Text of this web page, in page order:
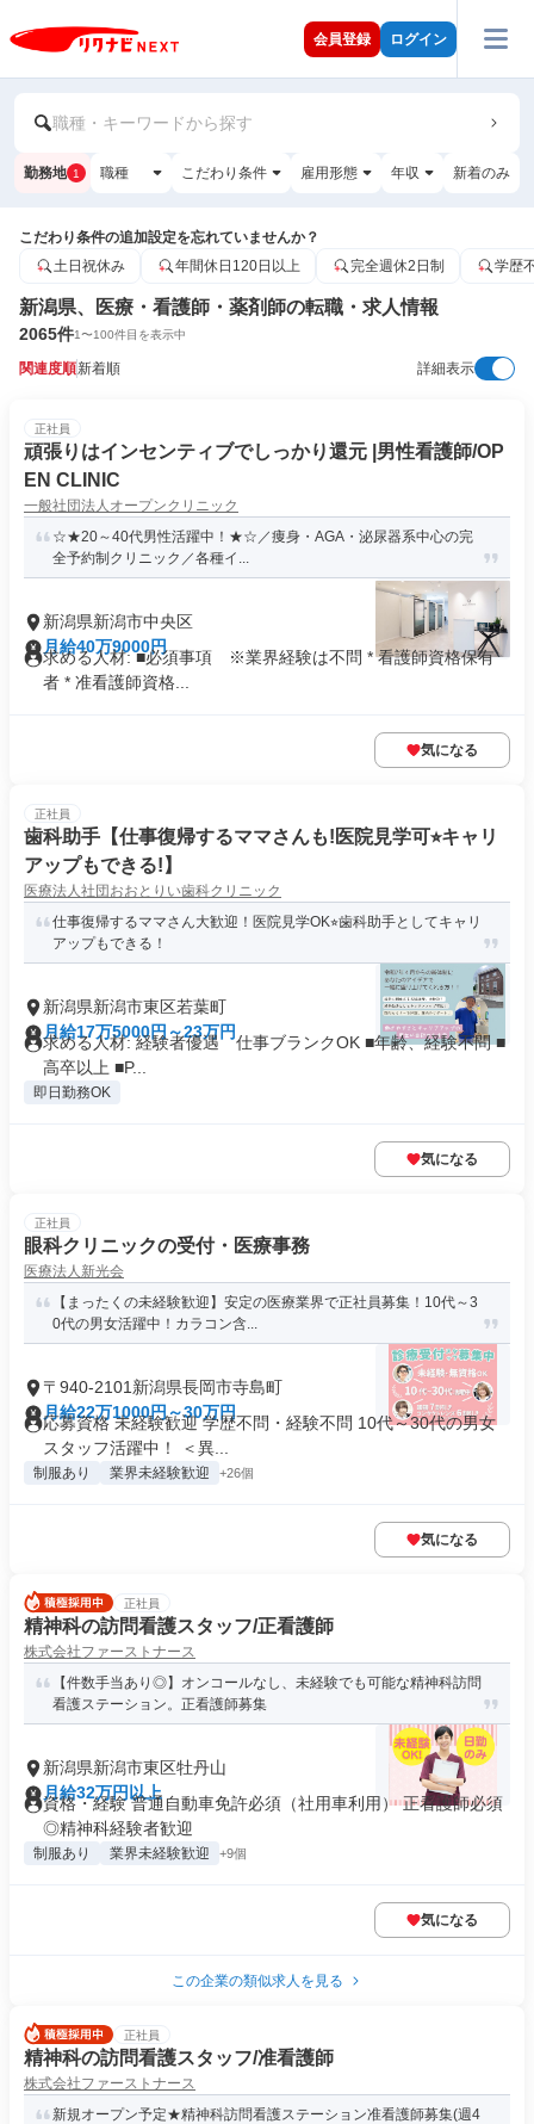
会員登録 ログイン
職種・キーワードから探す
勤務地 1 職種 こだわり条件 雇用形態 年収 新着のみ
こだわり条件の追加設定を忘れていませんか？
土日祝休み
年間休日120日以上 完全週休2日制 学歴
新潟県、医療・看護師・薬剤師の転職・求人情報
2065件1〜100件目を表示中
関連度順新着順 詳細表示
正社員
頑張りはインセンティブでしっかり還元 |男性看護師/OP
EN CLINIC
一般社団法人オープンクリニック
☆★20～40代男性活躍中！★☆／痩身・AGA・泌尿器系中心の完
全予約制クリニック／各種イ...
新潟県新潟市中央区
月給40万9000円
求める人材: ■必須事項 ※業界経験は不問 * 看護師資格保有
者 * 准看護師資格...
気になる
正社員
歯科助手【仕事復帰するママさんも!医院見学可⭐︎キャリ
アップもできる!】
医療法人社団おおとりい歯科クリニック
仕事復帰するママさん大歓迎！医院見学OK⭐︎歯科助手としてキャリ
アップもできる！
新潟県新潟市東区若葉町
月給17万5000円～23万円
求める人材: 経験者優遇 仕事ブランクOK ■年齢、経験不問 ■
高卒以上 ■P...
即日勤務OK
気になる
正社員
眼科クリニックの受付・医療事務
医療法人新光会
【まったくの未経験歓迎】安定の医療業界で正社員募集！10代～3
0代の男女活躍中！カラコン含...
〒940-2101新潟県長岡市寺島町
月給22万1000円～30万円
応募資格 未経験歓迎 学歴不問・経験不問 10代～30代の男女
スタッフ活躍中！ ＜異...
制服あり 業界未経験歓迎 +26個
気になる
正社員
精神科の訪問看護スタッフ/正看護師
株式会社ファーストナース
【件数手当あり◎】オンコールなし、未経験でも可能な精神科訪問
看護ステーション。正看護師募集
新潟県新潟市東区牡丹山
月給32万円以上
資格・経験 普通自動車免許必須（社用車利用） 正看護師必須
◎精神科経験者歓迎
制服あり 業界未経験歓迎 +9個
気になる
この企業の類似求人を見る
正社員
精神科の訪問看護スタッフ/准看護師
株式会社ファーストナース
新規オープン予定★精神科訪問看護ステーション准看護師募集(週4